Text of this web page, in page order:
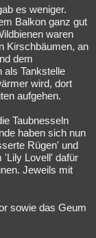
es weniger.
Balkon ganz gut
waren
Kirschbäumen, an
dem
als Tankstelle
wird, dort
aufgehen.
Taubnesseln
haben sich nun
Rügen' und
'Lily Lovell' dafür
Jeweils mit
sowie das Geum